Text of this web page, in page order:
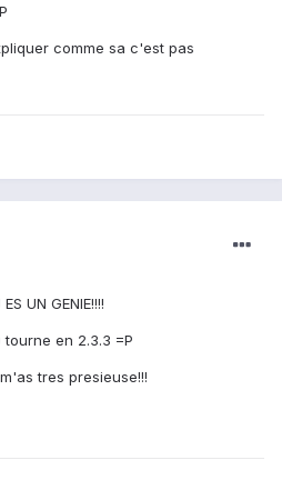
comme sa c'est pas
UN GENIE!!!!
en 2.3.3 =P
tres presieuse!!!